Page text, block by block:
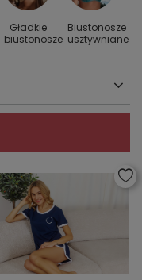
Gładkie
biustonosze
Biustonosze
usztywniane